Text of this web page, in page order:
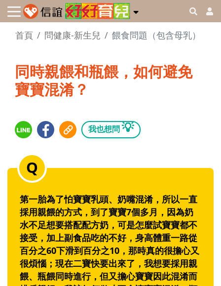
首頁 問健康-新生兒 餵食問題（包含母乳）
同時親餵和瓶餵，如何避免
寶寶混淆？
我也想問 💡
第一胎為了怕寶寶乳頭、奶嘴混淆，所以一直
採用親餵的方式，到了寶寶7個多月，因為奶
水不足想要搭配配方奶，可是怎麼試寶寶都不
接受，加上副食品吃的不好，身高體重一路從
百分之60下滑到百分之10，那時真的很擔心又
很煩惱；現在二寶快要出來了，我想要採用親
餵、瓶餵同時進行，但又擔心寶寶因此混淆而